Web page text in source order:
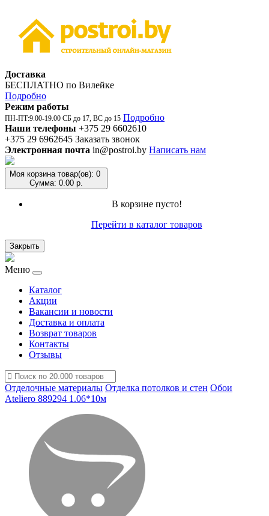
Доставка
БЕСПЛАТНО по Вилейке
Подробно
Режим работы
ПН-ПТ:9.00-19.00 СБ до 17, ВС до 15 Подробно
Наши телефоны +375 29 6602610
+375 29 6962645 Заказать звонок
Электронная почта in@postroi.by Написать нам
Моя корзина товар(ов): 0
Сумма: 0.00 р.
В корзине пусто!
Перейти в каталог товаров
Закрыть
Меню
Каталог
Акции
Вакансии и новости
Доставка и оплата
Возврат товаров
Контакты
Отзывы
Отделочные материалы Отделка потолков и стен Обои
Ateliero 889294 1.06*10м